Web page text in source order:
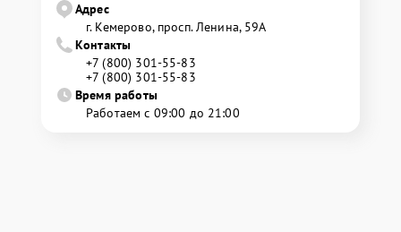
Адрес
г. Кемерово, просп. Ленина, 59А
Контакты
+7 (800) 301-55-83
+7 (800) 301-55-83
Время работы
Работаем с 09:00 до 21:00